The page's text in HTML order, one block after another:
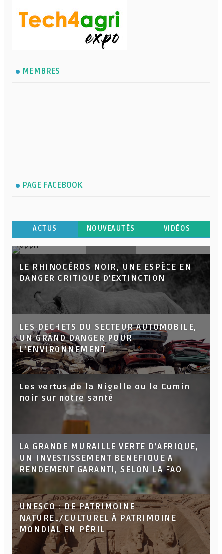
MEMBRES
PAGE FACEBOOK
ACTUS NOUVEAUTÉS VIDÉOS
agriculteurs de la sécheresse en
Afrique
LE RHINOCÉROS NOIR, UNE ESPÈCE EN
DANGER CRITIQUE D’EXTINCTION
LES DECHETS DU SECTEUR AUTOMOBILE,
UN GRAND DANGER POUR
L’ENVIRONNEMENT
Les vertus de la Nigelle ou le Cumin
noir sur notre santé
LA GRANDE MURAILLE VERTE D’AFRIQUE,
UN INVESTISSEMENT BENEFIQUE A
RENDEMENT GARANTI, SELON LA FAO
UNESCO : DE PATRIMOINE
NATUREL/CULTUREL À PATRIMOINE
MONDIAL EN PÉRIL